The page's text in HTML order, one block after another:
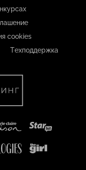
cookies
Техподдержка